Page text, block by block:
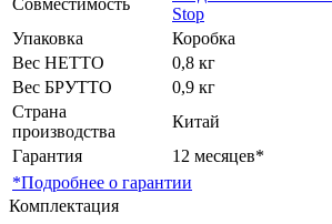
Совместимость
Stop
Упаковка
Коробка
Вес НЕТТО
0,8 кг
Вес БРУТТО
0,9 кг
Страна
производства
Китай
Гарантия
12 месяцев*
*Подробнее о гарантии
Комплектация